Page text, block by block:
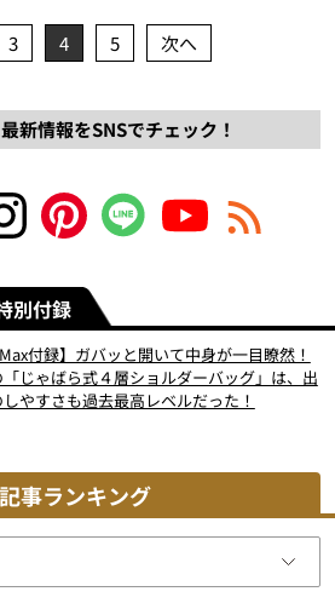
3 4 5 次へ
新情報をSNSでチェック！
別付録
付録】ガバッと開いて中身が一目瞭然！
じゃばら式４層ショルダーバッグ」は、出
しやすさも過去最高レベルだった！
事ランキング